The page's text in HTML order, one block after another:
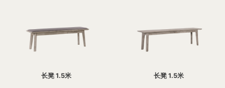
长凳 1.5米 长凳 1.5米